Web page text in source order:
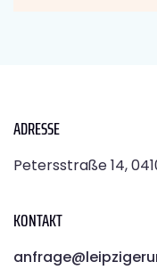
ADRESSE
Petersstraße 14,
KONTAKT